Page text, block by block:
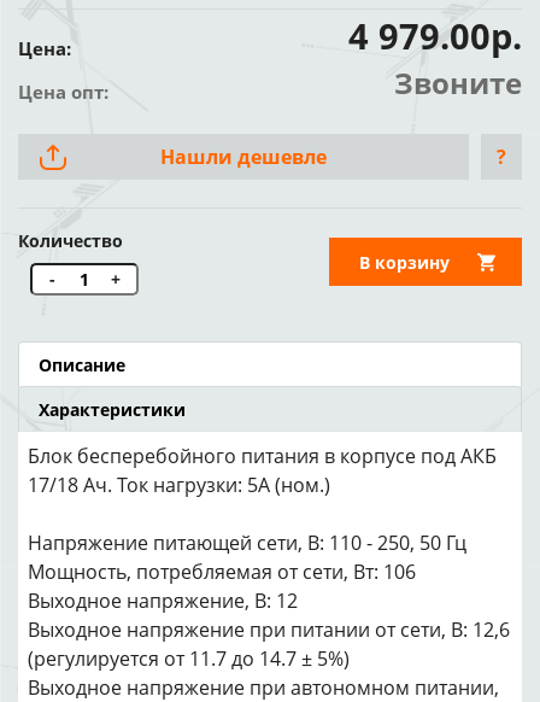
Цена: 4 979.00р.
Цена опт: Звоните
Нашли дешевле ?
Количество
-
+
В корзину
Описание
Характеристики
Блок бесперебойного питания в корпусе под АКБ
17/18 Ач. Ток нагрузки: 5A (ном.)
Напряжение питающей сети, В: 110 - 250, 50 Гц
Мощность, потребляемая от сети, Вт: 106
Выходное напряжение, В: 12
Выходное напряжение при питании от сети, В: 12,6
(регулируется от 11.7 до 14.7 ± 5%)
Выходное напряжение при автономном питании,